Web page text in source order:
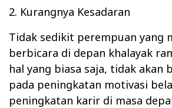
2. Kurangnya Kesadaran
Tidak sedikit perempuan yang
berbicara di depan khalayak
hal yang biasa saja, tidak akan
pada peningkatan motivasi
peningkatan karir di masa